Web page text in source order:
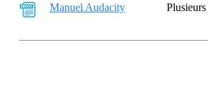
Manuel Audacity